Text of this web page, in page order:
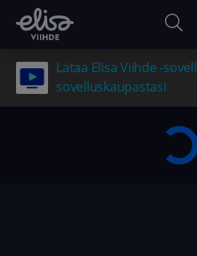
Lataa Elisa Viihde -
sovelluskaupastasi